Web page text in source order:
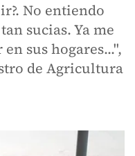
No entiendo
sucias. Ya me
sus hogares...",
de Agricultura